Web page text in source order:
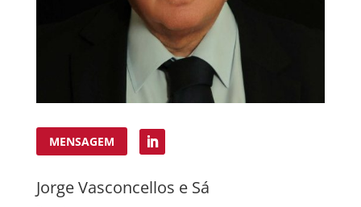
MENSAGEM
Jorge Vasconcellos e Sá